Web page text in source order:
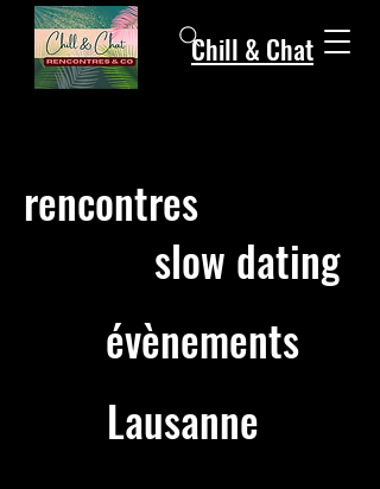
Chill & Chat
rencontres
slow dating
évènements
Lausanne